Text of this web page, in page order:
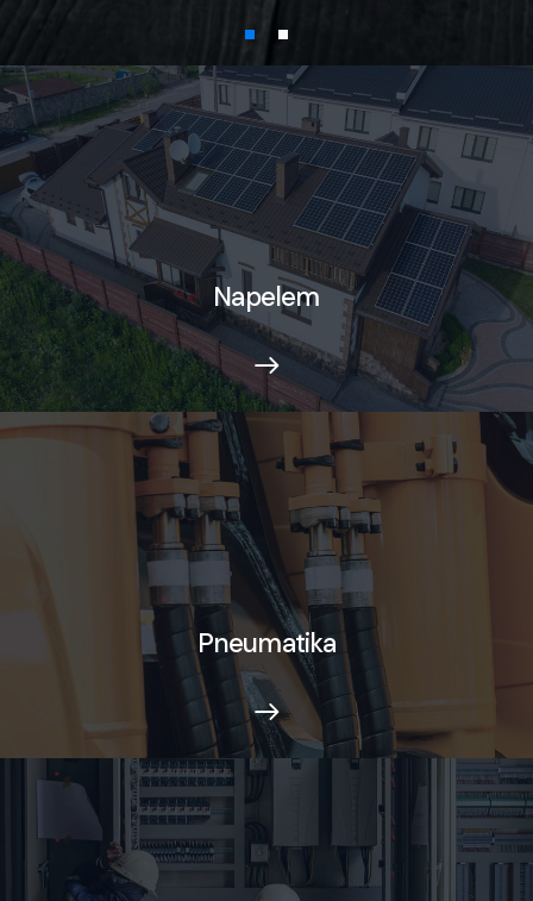
Napelem
Pneumatika